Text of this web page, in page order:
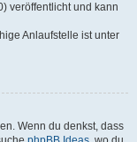
veröffentlicht und kann
Anlaufstelle ist unter
Wenn du denkst, dass